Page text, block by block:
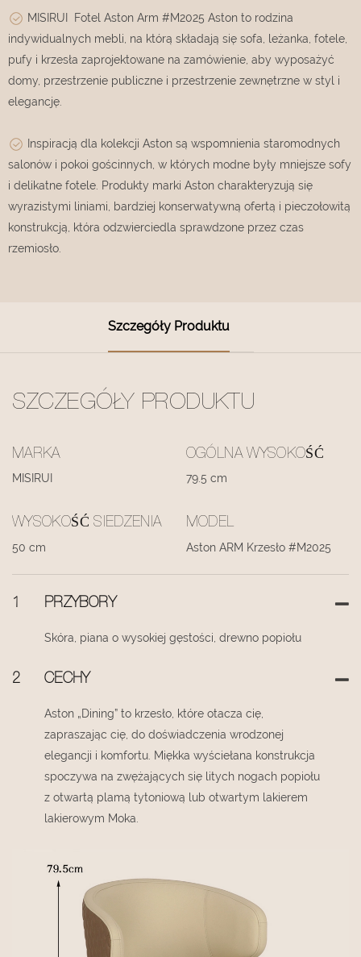
MISIRUI Fotel Aston Arm #M2025 Aston to rodzina
indywidualnych mebli, na którą składają się sofa, leżanka, fotele,
pufy i krzesła zaprojektowane na zamówienie, aby wyposażyć
domy, przestrzenie publiczne i przestrzenie zewnętrzne w styl i
elegancję.
Inspiracją dla kolekcji Aston są wspomnienia staromodnych
salonów i pokoi gościnnych, w których modne były mniejsze sofy
i delikatne fotele. Produkty marki Aston charakteryzują się
wyrazistymi liniami, bardziej konserwatywną ofertą i pieczołowitą
konstrukcją, która odzwierciedla sprawdzone przez czas
rzemiosło.
Szczegóły Produktu
SZCZEGÓŁY PRODUKTU
MARKA
MISIRUI
OGÓLNA WYSOKOŚĆ
79.5 cm
WYSOKOŚĆ SIEDZENIA
50 cm
MODEL
Aston ARM Krzesło #M2025
1 PRZYBORY
Skóra, piana o wysokiej gęstości, drewno popiołu
2 CECHY
Aston „Dining” to krzesło, które otacza cię,
zapraszając cię, do doświadczenia wrodzonej
elegancji i komfortu. Miękka wyściełana konstrukcja
spoczywa na zwężających się litych nogach popiołu
z otwartą plamą tytoniową lub otwartym lakierem
lakierowym Moka.